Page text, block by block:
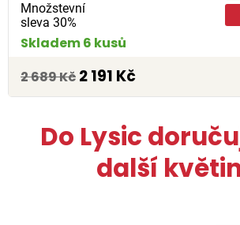
Množstevní
sleva 30%
Skladem 6 kusů
2 689 Kč 2 191 Kč
Do Lysic
další